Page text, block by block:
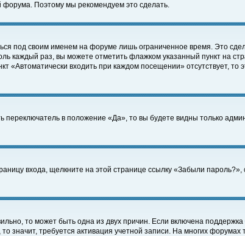
Поэтому мы рекомендуем это сделать.
под своим именем на форуме лишь ограниченное время. Это
каждый раз, вы можете отметить флажком указанный пункт на
входить при каждом посещении» отсутствует, то
в положение «Да», то вы будете видны только
входа, щелкните на этой странице ссылку «Забыли
то может быть одна из двух причин. Если включена поддержка
значит, требуется активация учетной записи. На многих форумах